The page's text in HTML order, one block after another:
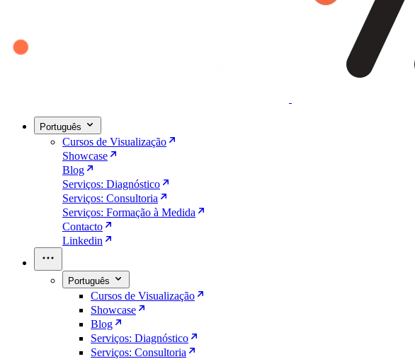
Português
Cursos de Visualização
Showcase
Blog
Serviços: Diagnóstico
Serviços: Consultoria
Serviços: Formação à Medida
Contacto
Linkedin
Português
Cursos de Visualização
Showcase
Blog
Serviços: Diagnóstico
Serviços: Consultoria